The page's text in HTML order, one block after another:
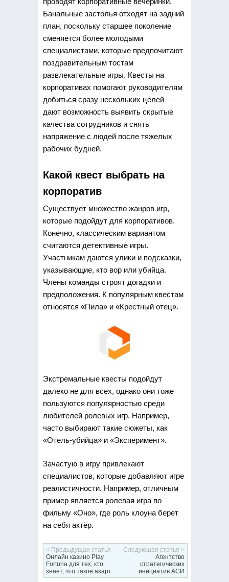
Банальные застолья отходят на задний
план, поскольку старшее поколение
сменяется более молодыми
специалистами, которые предпочитают
поздравительным тостам
развлекательные игры. Квесты на
корпоративах помогают руководителям
добиться сразу нескольких целей —
дают возможность выявить скрытые
качества сотрудников и снять
напряжение с людей после тяжелых
рабочих будней.
Какой квест выбрать на
корпоратив
Существует множество жанров игр,
которые подойдут для корпоративов.
Конечно, классическим вариантом
считаются детективные игры.
Участникам даются улики и подсказки,
указывающие, кто вор или убийца.
Члены команды строят догадки и
предположения. К популярным квестам
относятся «Пила» и «Крестный отец».
Экстремальные квесты подойдут
далеко не для всех, однако они тоже
пользуются популярностью среди
любителей ролевых игр. Например,
часто выбирают такие сюжеты, как
«Отель-убийца» и «Эксперимент».
Зачастую в игру привлекают
специалистов, которые добавляют игре
реалистичности. Например, отличным
пример является ролевая игра по
фильму «Оно», где роль клоуна берет
на себя актёр.
< Предыдущая статья
Онлайн казино Play
Fortuna для тех, кто
знает, что такое азарт
Следующая статья >
Агентство
стратегических
инициатив АСИ